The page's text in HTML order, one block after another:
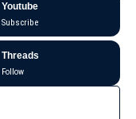
Youtube
Subscribe
Threads
Follow